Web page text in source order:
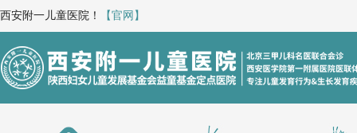
西安附一儿童医院！ 【官网】